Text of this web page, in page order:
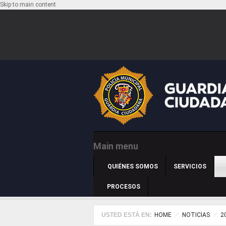
Skip to main content
Main menu
QUIÉNES SOMOS SERVICIOS
PROCESOS
USTED ESTÁ EN: HOME NOTICIAS